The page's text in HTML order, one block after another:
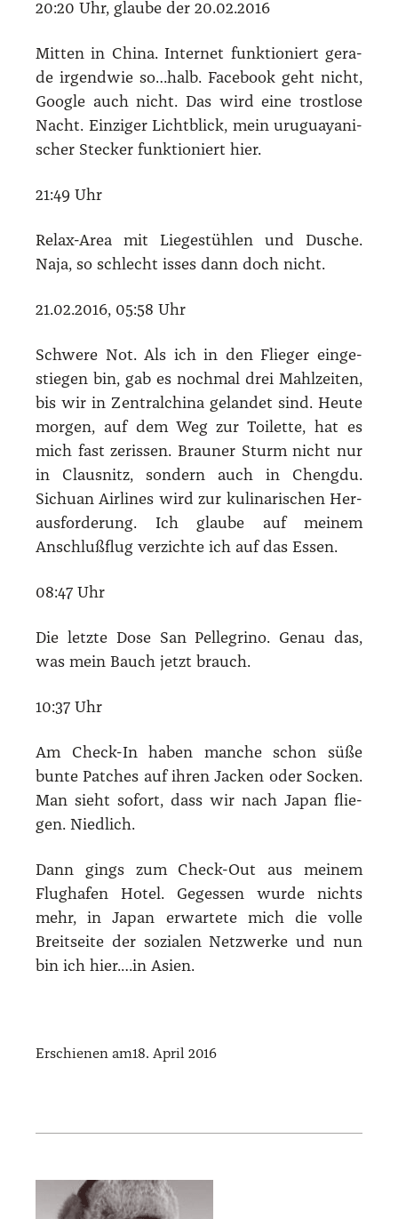
20:20 Uhr, glau­be der 20.02.2016
Mit­ten in Chi­na. Inter­net funk­tio­niert gera­
de irgend­wie so…halb. Face­book geht nicht,
Goog­le auch nicht. Das wird eine trost­lo­se
Nacht. Ein­zi­ger Licht­blick, mein uru­gua­ya­ni­
scher Ste­cker funk­tio­niert hier.
21:49 Uhr
Relax-Area mit Lie­ge­stüh­len und Dusche.
Naja, so schlecht isses dann doch nicht.
21.02.2016, 05:58 Uhr
Schwe­re Not. Als ich in den Flie­ger ein­ge­
stie­gen bin, gab es noch­mal drei Mahl­zei­ten,
bis wir in Zen­tral­chi­na gelan­det sind. Heu­te
mor­gen, auf dem Weg zur Toi­let­te, hat es
mich fast zeris­sen. Brau­ner Sturm nicht nur
in Claus­nitz, son­dern auch in Cheng­du.
Sichu­an Air­lines wird zur kuli­na­ri­schen Her­
aus­for­de­rung. Ich glau­be auf mei­nem
Anschluß­flug ver­zich­te ich auf das Essen.
08:47 Uhr
Die letz­te Dose San Pel­le­gri­no. Genau das,
was mein Bauch jetzt brauch.
10:37 Uhr
Am Check-In haben man­che schon süße
bun­te Patches auf ihren Jacken oder Socken.
Man sieht sofort, dass wir nach Japan flie­
gen. Nied­lich.
Dann gings zum Check-Out aus mei­nem
Flug­ha­fen Hotel. Geges­sen wur­de nichts
mehr, in Japan erwar­te­te mich die vol­le
Breit­sei­te der sozia­len Netz­wer­ke und nun
bin ich hier.…in Asi­en.
Erschienen am18. April 2016